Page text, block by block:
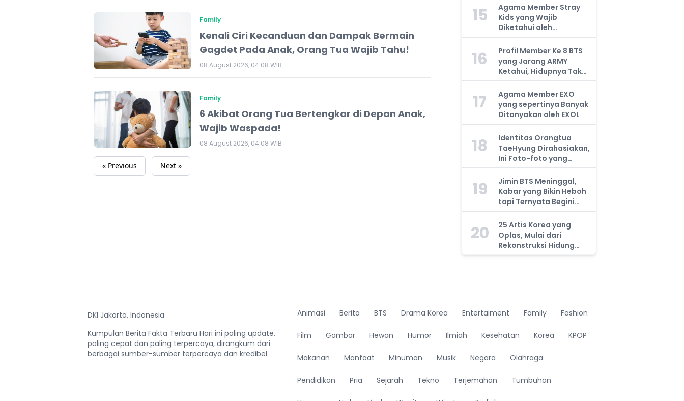
Family
Kenali Ciri Kecanduan dan Dampak Bermain
Gagdet Pada Anak, Orang Tua Wajib Tahu!
08 August 2026, 04:08 WIB
Family
6 Akibat Orang Tua Bertengkar di Depan Anak,
Wajib Waspada!
08 August 2026, 04:08 WIB
« Previous Next »
15
Agama Member Stray
Kids yang Wajib
Diketahui oleh
Penggemar
16
Profil Member Ke 8 BTS
yang Jarang ARMY
Ketahui, Hidupnya Tak
Sesukses Bangtan Boys
17
Agama Member EXO
yang sepertinya Banyak
Ditanyakan oleh EXOL
18
Identitas Orangtua
TaeHyung Dirahasiakan,
Ini Foto-foto yang
Beredar di Internet
19
Jimin BTS Meninggal,
Kabar yang Bikin Heboh
tapi Ternyata Begini
Fakta Sebenarnya
20
25 Artis Korea yang
Oplas, Mulai dari
Rekonstruksi Hidung
hingga Kelopak Mata
DKI Jakarta, Indonesia
Kumpulan Berita Fakta Terbaru Hari ini paling update,
paling cepat dan paling terpercaya, dirangkum dari
berbagai sumber-sumber terpercaya dan kredibel.
Animasi Berita BTS Drama Korea Entertaiment Family Fashion
Film Gambar Hewan Humor Ilmiah Kesehatan Korea KPOP
Makanan Manfaat Minuman Musik Negara Olahraga
Pendidikan Pria Sejarah Tekno Terjemahan Tumbuhan